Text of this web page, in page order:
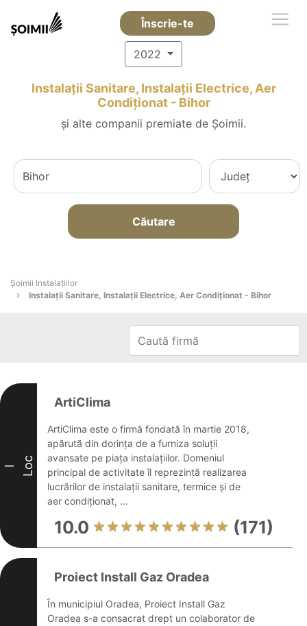
Înscrie-te
2022
Instalații Sanitare, Instalații Electrice, Aer
Condiționat - Bihor
și alte companii premiate de Șoimii.
Căutare
Şoimii Instalaţiilor
Instalații Sanitare, Instalații Electrice, Aer Condiționat - Bihor
I Loc
ArtiClima
ArtiClima este o firmă fondată în martie 2018,
apărută din dorința de a furniza soluții
avansate pe piața instalațiilor. Domeniul
principal de activitate îl reprezintă realizarea
lucrărilor de instalații sanitare, termice și de
aer condiționat, ...
10.0 (171)
Proiect Install Gaz Oradea
În municipiul Oradea, Proiect Install Gaz
Oradea s-a consacrat drept un colaborator de